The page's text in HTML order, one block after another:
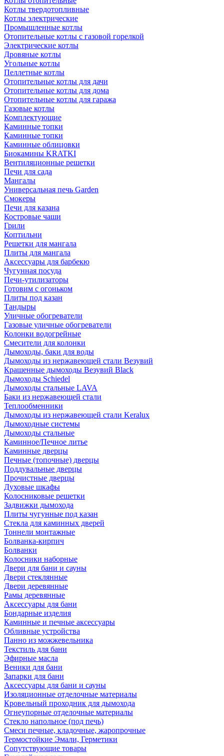
Котлы твердотопливные
Котлы электрические
Промышленные котлы
Отопительные котлы с газовой горелкой
Электрические котлы
Дровяные котлы
Угольные котлы
Пеллетные котлы
Отопительные котлы для дачи
Отопительные котлы для дома
Отопительные котлы для гаража
Газовые котлы
Комплектующие
Каминные топки
Каминные топки
Каминные облицовки
Биокамины KRATKI
Вентиляционные решетки
Печи для сада
Мангалы
Универсальная печь Garden
Смокеры
Печи для казана
Костровые чаши
Грили
Коптильни
Решетки для мангала
Плиты для мангала
Аксессуары для барбекю
Чугунная посуда
Печи-утилизаторы
Готовим с огоньком
Плиты под казан
Тандыры
Уличные обогреватели
Газовые уличные обогреватели
Колонки водогрейные
Смесители для колонки
Дымоходы, баки для воды
Дымоходы из нержавеющей стали Везувий
Крашенные дымоходы Везувий Black
Дымоходы Schiedel
Дымоходы стальные LAVA
Баки из нержавеющей стали
Теплообменники
Дымоходы из нержавеющей стали Keralux
Дымоходные системы
Дымоходы стальные
Каминное/Печное литье
Каминные дверцы
Печные (топочные) дверцы
Поддувальные дверцы
Прочистные дверцы
Духовые шкафы
Колосниковые решетки
Задвижки дымохода
Плиты чугунные под казан
Стекла для каминных дверей
Тоннели монтажные
Болванка-кирпич
Болванки
Колосники наборные
Двери для бани и сауны
Двери стеклянные
Двери деревянные
Рамы деревянные
Аксессуары для бани
Бондарные изделия
Каминные и печные аксессуары
Обливные устройства
Панно из можжевельника
Текстиль для бани
Эфирные масла
Веники для бани
Запарки для бани
Аксессуары для бани и сауны
Изоляционные отделочные материалы
Кровельный проходник для дымохода
Огнеупорные отделочные материалы
Стекло напольное (под печь)
Смеси печные, кладочные, жаропрочные
Термостойкие Эмали, Герметики
Сопутствующие товары